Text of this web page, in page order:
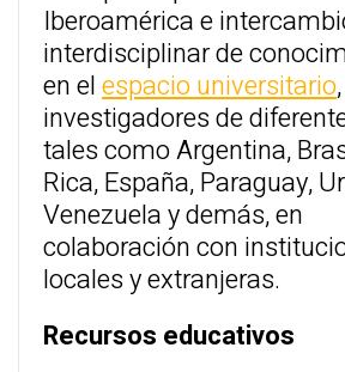
Iberoamérica e
interdisciplinar de
en elespacio universitario
investigadores de
tales como Argentina,
Rica, España, Paraguay,
Venezuela y demás, en
colaboración con
locales y extranjeras.
Recursos educativos